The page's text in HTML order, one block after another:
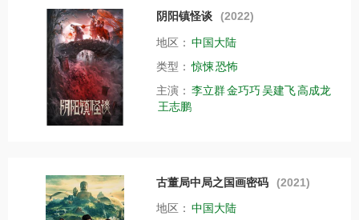
阴阳镇怪谈 (2022)
地区： 中国大陆
类型： 惊悚恐怖
主演： 李立群金巧巧吴建飞高成龙
王志鹏
古董局中局之国画密码 (2021)
地区： 中国大陆